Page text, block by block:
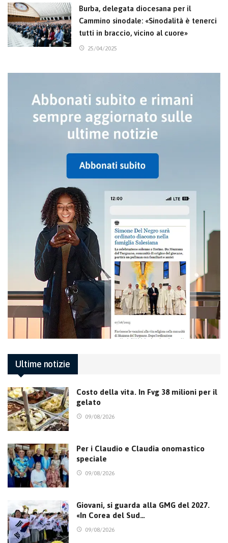
Burba, delegata diocesana per il
Cammino sinodale: «Sinodalità è tenerci
tutti in braccio, vicino al cuore»
25/04/2025
Ultime notizie
Costo della vita. In Fvg 38 milioni per il
gelato
09/08/2026
Per i Claudio e Claudia onomastico
speciale
09/08/2026
Giovani, si guarda alla GMG del 2027.
«In Corea del Sud…
09/08/2026